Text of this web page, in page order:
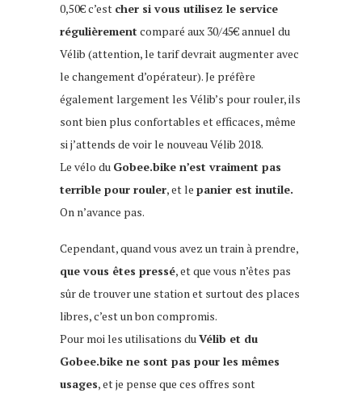
0,50€ c’est cher si vous utilisez le service
régulièrement comparé aux 30/45€ annuel du
Vélib (attention, le tarif devrait augmenter avec
le changement d’opérateur). Je préfère
également largement les Vélib’s pour rouler, ils
sont bien plus confortables et efficaces, même
si j’attends de voir le nouveau Vélib 2018.
Le vélo du Gobee.bike n’est vraiment pas
terrible pour rouler, et le panier est inutile.
On n’avance pas.
Cependant, quand vous avez un train à prendre,
que vous êtes pressé, et que vous n’êtes pas
sûr de trouver une station et surtout des places
libres, c’est un bon compromis.
Pour moi les utilisations duVélib et du
Gobee.bike ne sont pas pour les mêmes
usages, et je pense que ces offres sont